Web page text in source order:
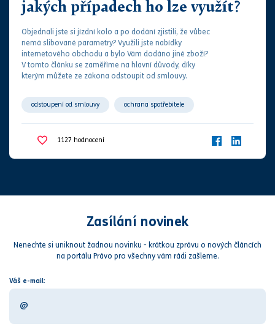
jakých případech ho lze využít?
Objednali jste si jízdní kolo a po dodání zjistili, že vůbec
nemá slibované parametry? Využili jste nabídky
internetového obchodu a bylo Vám dodáno jiné zboží?
V tomto článku se zaměříme na hlavní důvody, díky
kterým můžete ze zákon​​​a odstoupit od smlouvy.
odstoupení od smlouvy ochrana spotřebitele
spotřebitel
vadné plnění
1127 hodnocení
Zasílání novinek
Nenechte si uniknout žadnou novinku - krátkou zprávu o nových článcích
na portálu Právo pro všechny vám rádi zašleme.
Váš e-mail: